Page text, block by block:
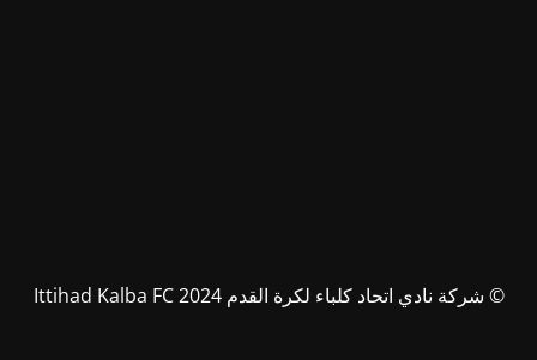
© شركة نادي اتحاد كلباء لكرة القدم Ittihad Kalba FC 2024